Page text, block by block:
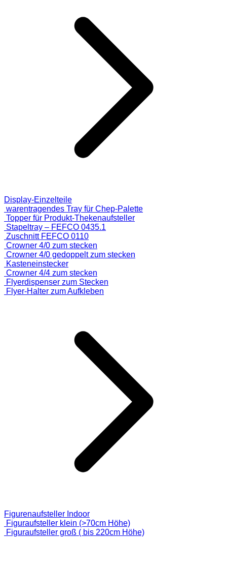
Display-Einzelteile
warentragendes Tray für Chep-Palette
Topper für Produkt-Thekenaufsteller
Stapeltray – FEFCO 0435.1
Zuschnitt FEFCO 0110
Crowner 4/0 zum stecken
Crowner 4/0 gedoppelt zum stecken
Kasteneinstecker
Crowner 4/4 zum stecken
Flyerdispenser zum Stecken
Flyer-Halter zum Aufkleben
Figurenaufsteller Indoor
Figuraufsteller klein (>70cm Höhe)
Figuraufsteller groß ( bis 220cm Höhe)